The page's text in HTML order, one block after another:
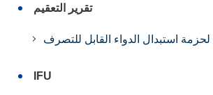
تقرير التعقيم
لحزمة استبدال الدواء القابل للتصرف
IFU